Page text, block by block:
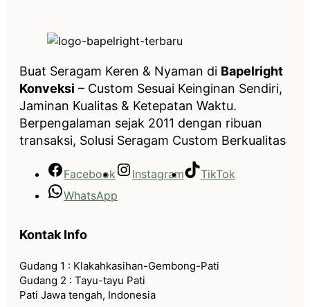
Buat Seragam Keren & Nyaman di Bapelright
Konveksi – Custom Sesuai Keinginan Sendiri,
Jaminan Kualitas & Ketepatan Waktu.
Berpengalaman sejak 2011 dengan ribuan
transaksi, Solusi Seragam Custom Berkualitas
Facebook Instagram
TikTok
WhatsApp
Kontak Info
Gudang 1 : Klakahkasihan-Gembong-Pati
Gudang 2 : Tayu-tayu Pati
Pati Jawa tengah, Indonesia